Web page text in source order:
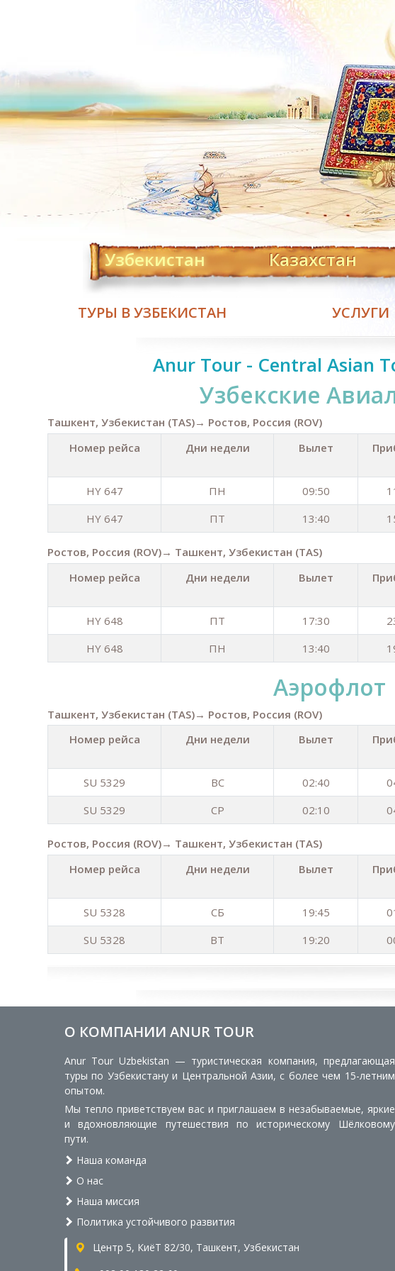
Узбекистан Казахстан
ТУРЫ В УЗБЕКИСТАН УСЛУГИ
Anur Tour - Central Asian
Узбекские
Ташкент, Узбекистан (TAS)→ Ростов, Россия (ROV)
Номер рейса
Дни недели Вылет
HY 647 ПН 09:50
HY 647
ПТ 13:40
Ростов, Россия (ROV)→ Ташкент, Узбекистан (TAS)
Номер рейса
Дни недели Вылет
HY 648 ПТ 17:30
HY 648
ПН 13:40
Аэрофлот
Ташкент, Узбекистан (TAS)→ Ростов, Россия (ROV)
Номер рейса
Дни недели Вылет
SU 5329 ВС 02:40
SU 5329
СР 02:10
Ростов, Россия (ROV)→ Ташкент, Узбекистан (TAS)
Номер рейса
Дни недели Вылет
SU 5328 СБ 19:45
SU 5328
ВТ 19:20
О КОМПАНИИ ANUR TOUR
Anur Tour Uzbekistan — туристическая компания, предлагающая
туры по Узбекистану и Центральной Азии, с более чем 15-летним
опытом.
Мы тепло приветствуем вас и приглашаем в незабываемые, яркие
и вдохновляющие путешествия по историческому Шёлковому
пути.
Наша команда
О нас
Наша миссия
Политика устойчивого развития
Центр 5, КиёТ 82/30, Ташкент, Узбекистан